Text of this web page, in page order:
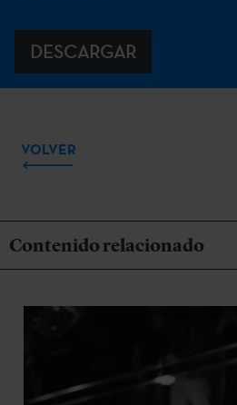
DESCARGAR
VOLVER
Contenido relacionado